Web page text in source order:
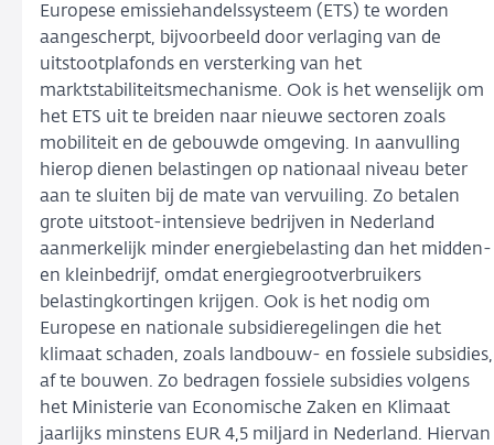
Europese emissiehandelssysteem (ETS) te worden
aangescherpt, bijvoorbeeld door verlaging van de
uitstootplafonds en versterking van het
marktstabiliteitsmechanisme. Ook is het wenselijk om
het ETS uit te breiden naar nieuwe sectoren zoals
mobiliteit en de gebouwde omgeving. In aanvulling
hierop dienen belastingen op nationaal niveau beter
aan te sluiten bij de mate van vervuiling. Zo betalen
grote uitstoot-intensieve bedrijven in Nederland
aanmerkelijk minder energiebelasting dan het midden-
en kleinbedrijf, omdat energiegrootverbruikers
belastingkortingen krijgen. Ook is het nodig om
Europese en nationale subsidieregelingen die het
klimaat schaden, zoals landbouw- en fossiele subsidies,
af te bouwen. Zo bedragen fossiele subsidies volgens
het Ministerie van Economische Zaken en Klimaat
jaarlijks minstens EUR 4,5 miljard in Nederland. Hiervan